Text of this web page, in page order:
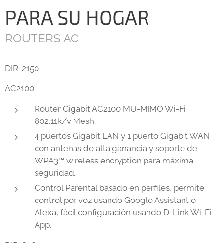
PARA SU HOGAR
ROUTERS AC
DIR-2150
AC2100
Router Gigabit AC2100 MU-MIMO Wi-Fi
802.11k/v Mesh.
4 puertos Gigabit LAN y 1 puerto Gigabit WAN
con antenas de alta ganancia y soporte de
WPA3™️ wireless encryption para máxima
seguridad.
Control Parental basado en perfiles, permite
control por voz usando Google Assistant o
Alexa, fácil configuración usando D-Link Wi-Fi
App.